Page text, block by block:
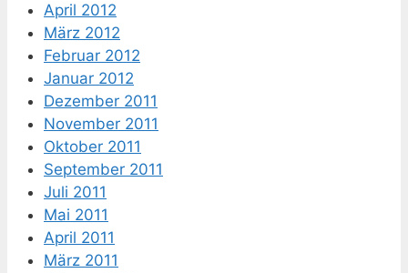
April 2012
März 2012
Februar 2012
Januar 2012
Dezember 2011
November 2011
Oktober 2011
September 2011
Juli 2011
Mai 2011
April 2011
März 2011